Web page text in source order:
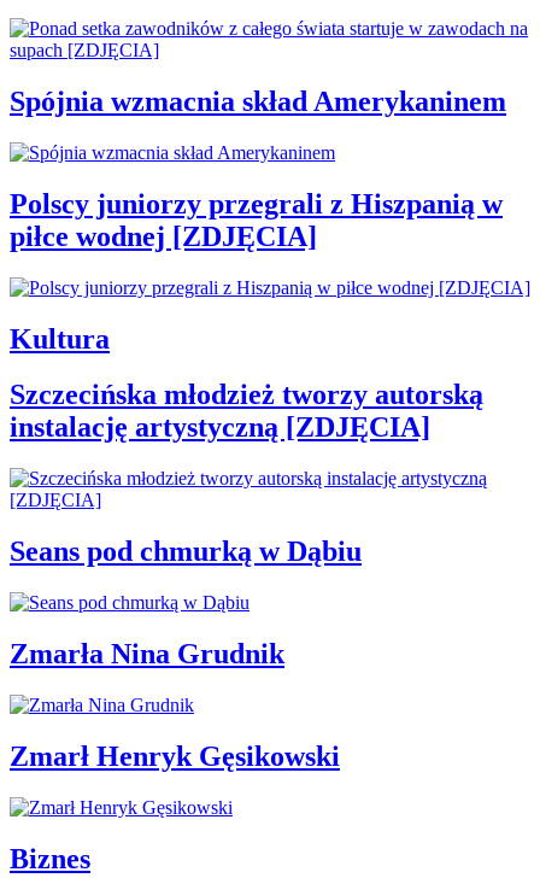
Spójnia wzmacnia skład Amerykaninem
Polscy juniorzy przegrali z Hiszpanią w
piłce wodnej [ZDJĘCIA]
Kultura
Szczecińska młodzież tworzy autorską
instalację artystyczną [ZDJĘCIA]
Seans pod chmurką w Dąbiu
Zmarła Nina Grudnik
Zmarł Henryk Gęsikowski
Biznes